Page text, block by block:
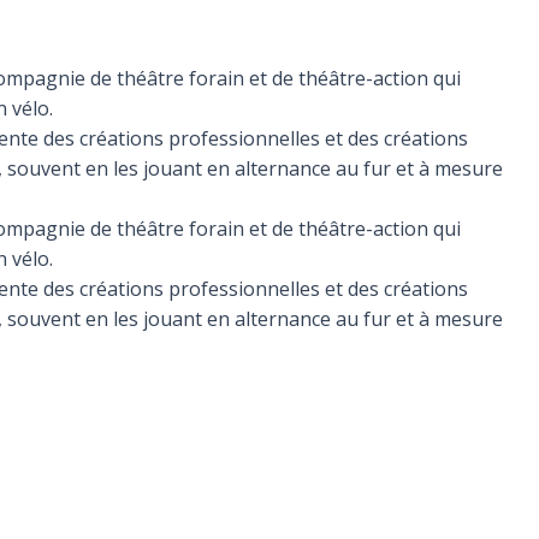
de théâtre forain et de théâtre-action qui
vélo.
des créations professionnelles et des créations
souvent en les jouant en alternance au fur et à mesure
de théâtre forain et de théâtre-action qui
vélo.
des créations professionnelles et des créations
souvent en les jouant en alternance au fur et à mesure